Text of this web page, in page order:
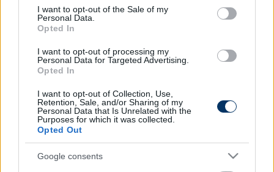
consent section.
I want to opt-out of the Sale of my
Personal Data.
Opted In
I want to opt-out of processing my
Personal Data for Targeted Advertising.
Opted In
I want to opt-out of Collection, Use,
Retention, Sale, and/or Sharing of my
Personal Data that Is Unrelated with the
Purposes for which it was collected.
Opted Out
Google consents
Itt állíthatod be, hogy a Csakfoci az elsők
között legyen a Google-találatokban
Link másolása
CÍMKÉK: #VIDEÓ
#EB2020
#EB 2020 #SVÁJC #WALES
#YANN
SOMMER